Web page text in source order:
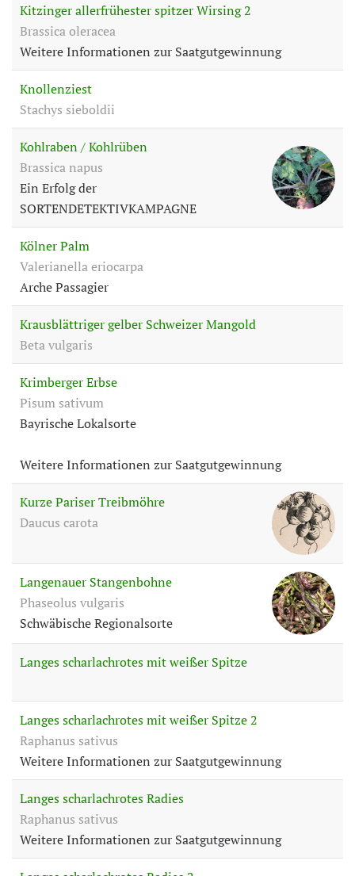
Kitzinger allerfrühester spitzer Wirsing 2
Brassica oleracea
Weitere Informationen zur Saatgutgewinnung
Knollenziest
Stachys sieboldii
Kohlraben / Kohlrüben
Brassica napus
Ein Erfolg der
SORTENDETEKTIVKAMPAGNE
Kölner Palm
Valerianella eriocarpa
Arche Passagier
Krausblättriger gelber Schweizer Mangold
Beta vulgaris
Krimberger Erbse
Pisum sativum
Bayrische Lokalsorte
Weitere Informationen zur Saatgutgewinnung
Kurze Pariser Treibmöhre
Daucus carota
Langenauer Stangenbohne
Phaseolus vulgaris
Schwäbische Regionalsorte
Langes scharlachrotes mit weißer Spitze
Langes scharlachrotes mit weißer Spitze 2
Raphanus sativus
Weitere Informationen zur Saatgutgewinnung
Langes scharlachrotes Radies
Raphanus sativus
Weitere Informationen zur Saatgutgewinnung